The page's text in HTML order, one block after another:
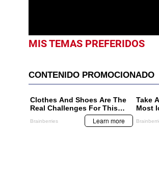
MIS TEMAS PREFERIDOS